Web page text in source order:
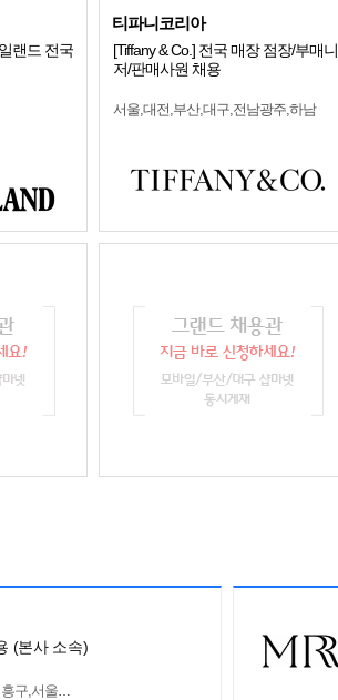
랜드 전국
티파니코리아
[Tiffany & Co.] 전국 매장 점장/부매니
저/판매사원 채용
서울,대전,부산,대구,전남광주,하남
(본사 소속)
울 서초구